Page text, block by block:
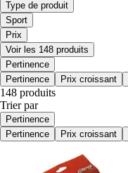
Type de produit
Sport
Prix
Voir les 148 produits
Pertinence
Pertinence
Prix croissant
148 produits
Trier par
Pertinence
Pertinence
Prix croissant